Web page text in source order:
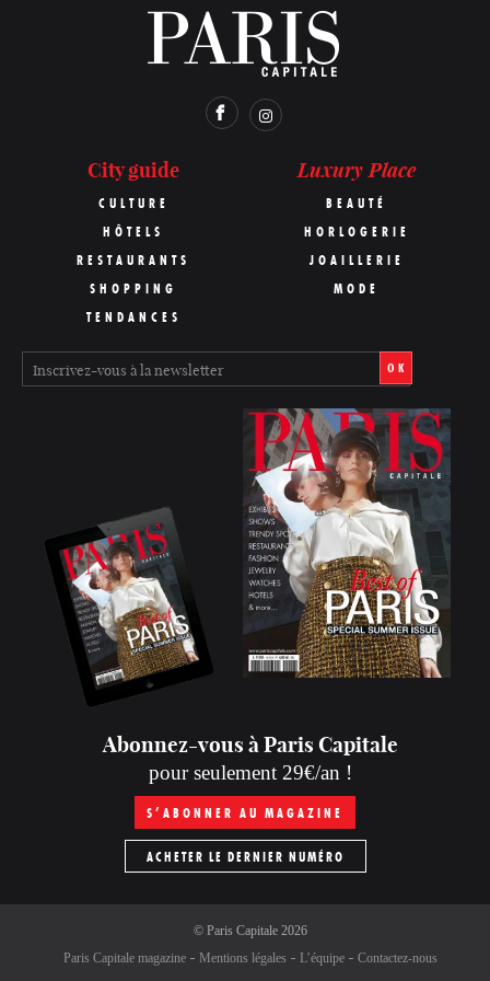
City guide
CULTURE
HÔTELS
RESTAURANTS
SHOPPING
TENDANCES
Luxury Place
BEAUTÉ
HORLOGERIE
JOAILLERIE
MODE
OK
Abonnez-vous à Paris Capitale
pour seulement 29€/an !
S’ABONNER AU MAGAZINE
ACHETER LE DERNIER NUMÉRO
© Paris Capitale2026
Paris Capitale magazine
Mentions légales L’équipe
Contactez-nous